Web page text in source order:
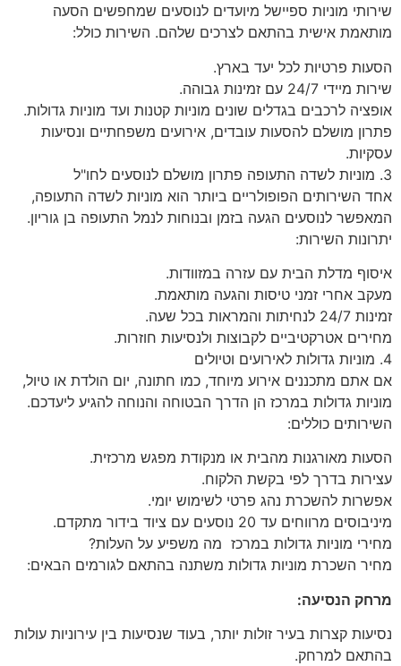
שירותי מוניות ספיישל מיועדים לנוסעים שמחפשים הסעה
מותאמת אישית בהתאם לצרכים שלהם. השירות כולל:
הסעות פרטיות לכל יעד בארץ.
שירות מיידי 24/7 עם זמינות גבוהה.
אופציה לרכבים בגדלים שונים מוניות קטנות ועד מוניות גדולות.
פתרון מושלם להסעות עובדים, אירועים משפחתיים ונסיעות
עסקיות.
3. מוניות לשדה התעופה פתרון מושלם לנוסעים לחו"ל
אחד השירותים הפופולריים ביותר הוא מוניות לשדה התעופה,
המאפשר לנוסעים הגעה בזמן ובנוחות לנמל התעופה בן גוריון.
יתרונות השירות:
איסוף מדלת הבית עם עזרה במזוודות.
מעקב אחרי זמני טיסות והגעה מותאמת.
זמינות 24/7 לנחיתות והמראות בכל שעה.
מחירים אטרקטיביים לקבוצות ולנסיעות חוזרות.
4. מוניות גדולות לאירועים וטיולים
אם אתם מתכננים אירוע מיוחד, כמו חתונה, יום הולדת או טיול,
מוניות גדולות במרכז הן הדרך הבטוחה והנוחה להגיע ליעדכם.
השירותים כוללים:
הסעות מאורגנות מהבית או מנקודת מפגש מרכזית.
עצירות בדרך לפי בקשת הלקוח.
אפשרות להשכרת נהג פרטי לשימוש יומי.
מיניבוסים מרווחים עד 20 נוסעים עם ציוד בידור מתקדם.
מחירי מוניות גדולות במרכז מה משפיע על העלות?
מחיר השכרת מוניות גדולות משתנה בהתאם לגורמים הבאים:
מרחק הנסיעה:
נסיעות קצרות בעיר זולות יותר, בעוד שנסיעות בין עירוניות עולות
בהתאם למרחק.